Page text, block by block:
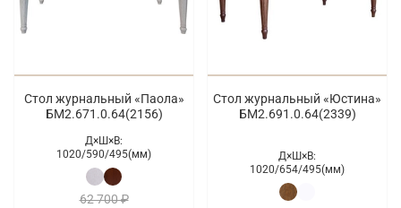
Стол журнальный «Паола»
БМ2.671.0.64(2156)
Д×Ш×В:
1020/590/495(мм)
62 700 ₽
Стол журнальный «Юстина»
БМ2.691.0.64(2339)
Д×Ш×В:
1020/654/495(мм)